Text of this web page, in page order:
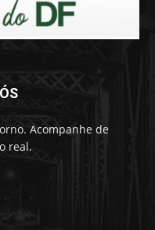
Acompanhe de
real.